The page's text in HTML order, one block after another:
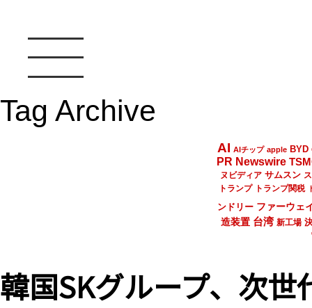
Tag Archive
AI AIチップ apple BYD
PR Newswire
ヌビディア サムスン
トランプ
トランプ関税
ンドリー ファーウェ
造装置 台湾 新工場
韓国SKグループ、次